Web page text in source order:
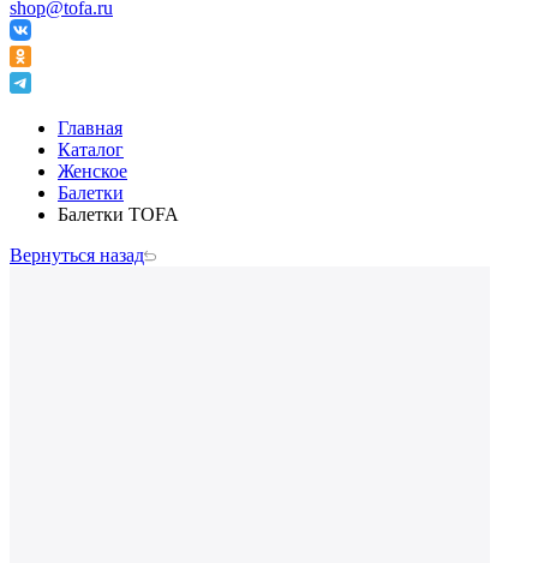
shop@tofa.ru
Главная
Каталог
Женское
Балетки
Балетки TOFA
Вернуться назад